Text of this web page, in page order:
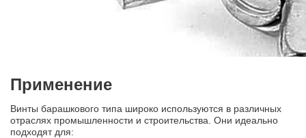
Применение
Винты барашкового типа широко используются в различных
отраслях промышленности и строительства. Они идеально
подходят для: